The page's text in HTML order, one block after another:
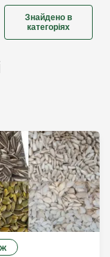
Знайдено в
категоріях